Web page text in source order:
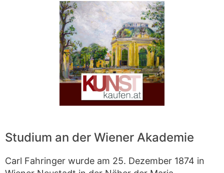
Studium an der Wiener Akademie
Carl Fahringer wurde am 25. Dezember 1874 in